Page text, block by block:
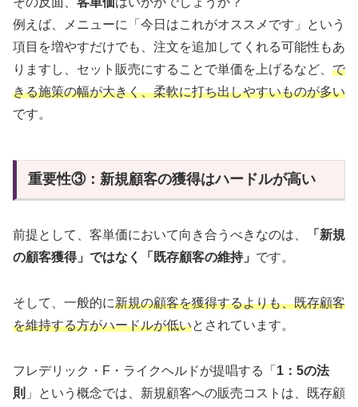
例えば、メニューに「今日はこれがオススメです」という
項目を増やすだけでも、注文を追加してくれる可能性もあ
りますし、セット販売にすることで単価を上げるなど、 で
きる施策の幅が大きく、柔軟に打ち出しやすいものが多い
です。
重要性③：新規顧客の獲得はハードルが高い
前提として、客単価において向き合うべきなのは、
「新規
の顧客獲得」ではなく「既存顧客の維持」 です。
そして、一般的に新規の顧客を獲得するよりも、既存顧客
を維持する方がハードルが低いとされています。
フレデリック・F・ライクヘルドが提唱する「 1：5の法
則 」という概念では、新規顧客への販売コストは、既存顧